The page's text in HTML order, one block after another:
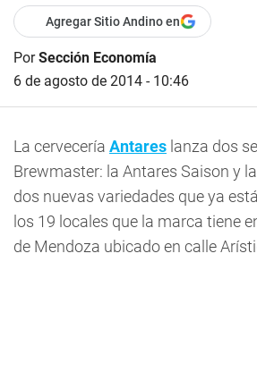
Agregar Sitio Andino en
PorSección Economía
6 de agosto de 2014 - 10:46
La cervecería Antares lanza dos
Brewmaster: la Antares Saison y la
dos nuevas variedades que ya
los 19 locales que la marca tiene
de Mendoza ubicado en calle